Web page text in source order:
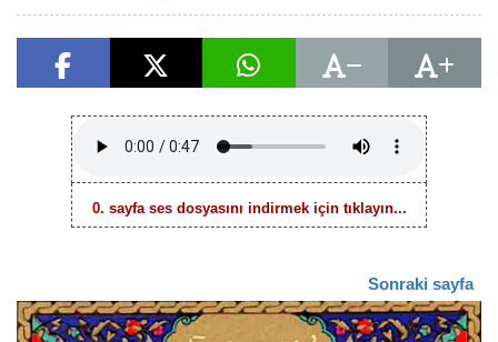
0. sayfa ses dosyasını indirmek için tıklayın...
Sonraki sayfa